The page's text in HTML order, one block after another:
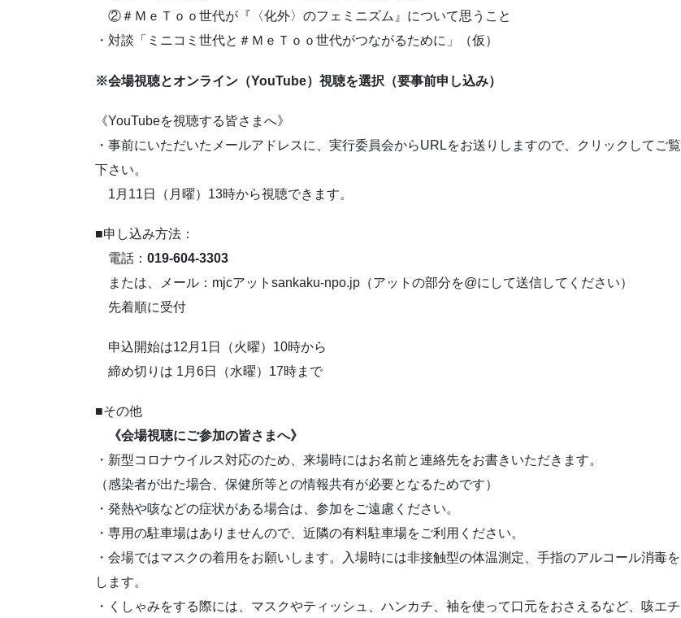
②＃ＭｅＴｏｏ世代が『〈化外〉のフェミニズム』について思うこと
・対談「ミニコミ世代と＃ＭｅＴｏｏ世代がつながるために」（仮）
※会場視聴とオンライン（YouTube）視聴を選択（要事前申し込み）
《YouTubeを視聴する皆さまへ》
・事前にいただいたメールアドレスに、実行委員会からURLをお送りしますので、クリックしてご覧
下さい。
1月11日（月曜）13時から視聴できます。
■申し込み方法：
電話： 019-604-3303
または、メール：mjcアットsankaku-npo.jp（アットの部分を@にして送信してください）
先着順に受付
申込開始は12月1日（火曜）10時から
締め切りは 1月6日（水曜）17時まで
■その他
《会場視聴にご参加の皆さまへ》
・新型コロナウイルス対応のため、来場時にはお名前と連絡先をお書きいただきます。
（感染者が出た場合、保健所等との情報共有が必要となるためです）
・発熱や咳などの症状がある場合は、参加をご遠慮ください。
・専用の駐車場はありませんので、近隣の有料駐車場をご利用ください。
・会場ではマスクの着用をお願いします。入場時には非接触型の体温測定、手指のアルコール消毒を
します。
・くしゃみをする際には、マスクやティッシュ、ハンカチ、袖を使って口元をおさえるなど、咳エチ